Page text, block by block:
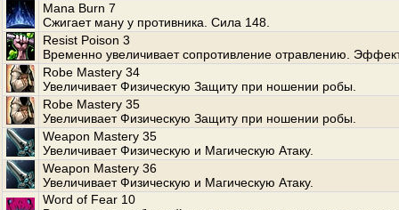
Mana Burn 7
Сжигает ману у противника. Сила 148.
Resist Poison 3
Временно увеличивает сопротивление отравлению.
Robe Mastery 34
Увеличивает Физическую Защиту при ношении робы.
Robe Mastery 35
Увеличивает Физическую Защиту при ношении робы.
Weapon Mastery 35
Увеличивает Физическую и Магическую Атаку.
Weapon Mastery 36
Увеличивает Физическую и Магическую Атаку.
Word of Fear 10